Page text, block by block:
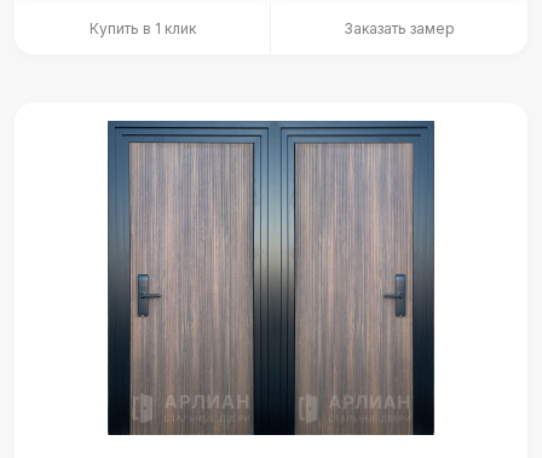
Купить в 1 клик Заказать замер